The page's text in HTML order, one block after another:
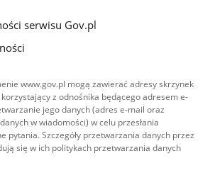
serwisu Gov.pl
www.gov.pl mogą zawierać adresy skrzynek
z odnośnika będącego adresem e-
jego danych (adres e-mail oraz
w wiadomości) w celu przesłania
pytania. Szczegóły przetwarzania danych przez
się w ich politykach przetwarzania danych